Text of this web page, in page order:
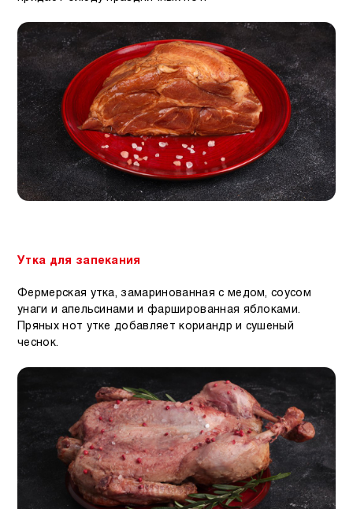
Утка для запекания
Фермерская утка, замаринованная с медом, соусом
унаги и апельсинами и фаршированная яблоками.
Пряных нот утке добавляет кориандр и сушеный
чеснок.